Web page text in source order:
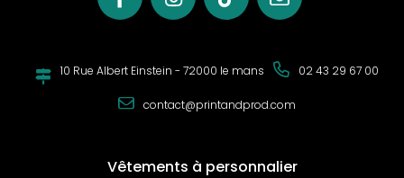
10 Rue Albert Einstein - 72000 le mans 02 43 29 67 00
contact@printandprod.com
Vêtements à personnalier